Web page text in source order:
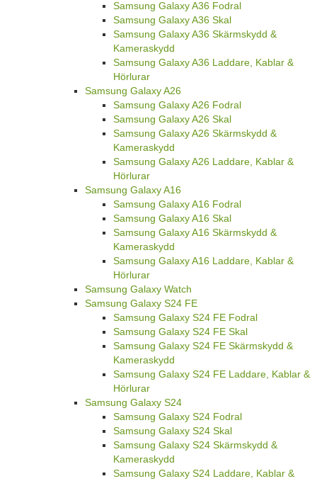
Samsung Galaxy A36 Fodral
Samsung Galaxy A36 Skal
Samsung Galaxy A36 Skärmskydd &
Kameraskydd
Samsung Galaxy A36 Laddare, Kablar &
Hörlurar
Samsung Galaxy A26
Samsung Galaxy A26 Fodral
Samsung Galaxy A26 Skal
Samsung Galaxy A26 Skärmskydd &
Kameraskydd
Samsung Galaxy A26 Laddare, Kablar &
Hörlurar
Samsung Galaxy A16
Samsung Galaxy A16 Fodral
Samsung Galaxy A16 Skal
Samsung Galaxy A16 Skärmskydd &
Kameraskydd
Samsung Galaxy A16 Laddare, Kablar &
Hörlurar
Samsung Galaxy Watch
Samsung Galaxy S24 FE
Samsung Galaxy S24 FE Fodral
Samsung Galaxy S24 FE Skal
Samsung Galaxy S24 FE Skärmskydd &
Kameraskydd
Samsung Galaxy S24 FE Laddare, Kablar &
Hörlurar
Samsung Galaxy S24
Samsung Galaxy S24 Fodral
Samsung Galaxy S24 Skal
Samsung Galaxy S24 Skärmskydd &
Kameraskydd
Samsung Galaxy S24 Laddare, Kablar &